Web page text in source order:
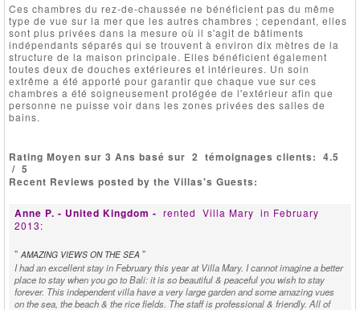
Ces chambres du rez-de-chaussée ne bénéficient pas du même
type de vue sur la mer que les autres chambres ; cependant, elles
sont plus privées dans la mesure où il s'agit de bâtiments
indépendants séparés qui se trouvent à environ dix mètres de la
structure de la maison principale. Elles bénéficient également
toutes deux de douches extérieures et intérieures. Un soin
extrême a été apporté pour garantir que chaque vue sur ces
chambres a été soigneusement protégée de l'extérieur afin que
personne ne puisse voir dans les zones privées des salles de
bains.
Rating Moyen sur 3 Ans basé sur 2 témoignages clients: 4.5
/ 5
Recent Reviews posted by the Villas's Guests:
Anne P. - United Kingdom - rented Villa Mary in February
2013:
" AMAZING VIEWS ON THE SEA "
I had an excellent stay in February this year at Villa Mary. I cannot imagine a better
place to stay when you go to Bali: it is so beautiful & peaceful you wish to stay
forever. This independent villa have a very large garden and some amazing vues
on the sea, the beach & the rice fields. The staff is professional & friendly. All of